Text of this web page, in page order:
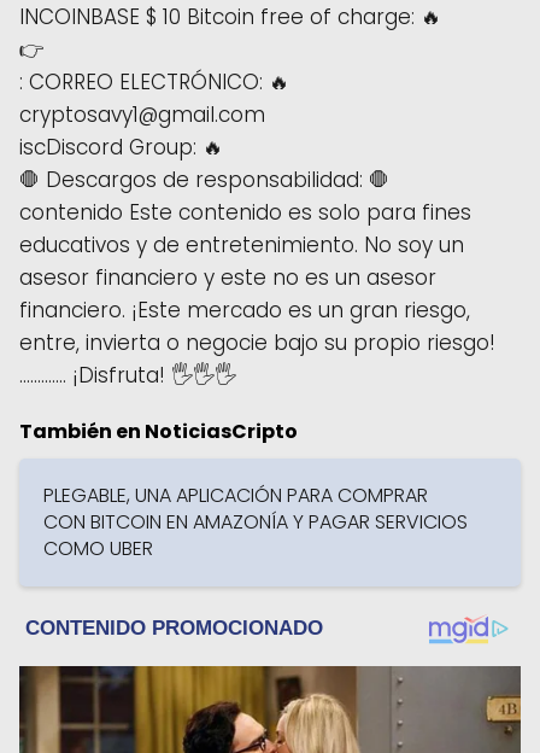
INCOINBASE $ 10 Bitcoin free of charge: 🔥
👉
: CORREO ELECTRÓNICO: 🔥
cryptosavy1@gmail.com
iscDiscord Group: 🔥
🛑 Descargos de responsabilidad: 🛑
contenido Este contenido es solo para fines
educativos y de entretenimiento. No soy un
asesor financiero y este no es un asesor
financiero. ¡Este mercado es un gran riesgo,
entre, invierta o negocie bajo su propio riesgo!
............. ¡Disfruta! 🖐🖐🖐
También en NoticiasCripto
PLEGABLE, UNA APLICACIÓN PARA COMPRAR
CON BITCOIN EN AMAZONÍA Y PAGAR SERVICIOS
COMO UBER